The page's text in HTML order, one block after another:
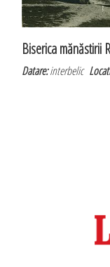
Biserica mănăstirii
Datare:interbelic